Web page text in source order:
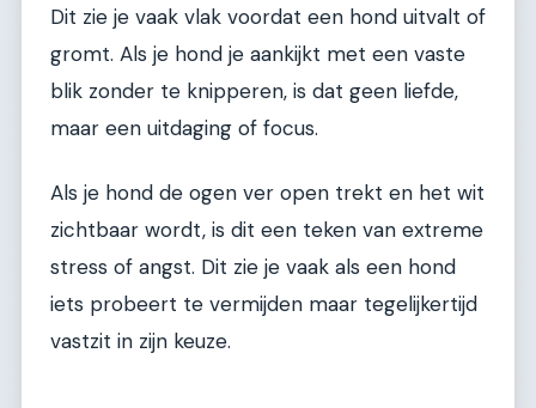
Dit zie je vaak vlak voordat een hond uitvalt of
gromt. Als je hond je aankijkt met een vaste
blik zonder te knipperen, is dat geen liefde,
maar een uitdaging of focus.
Als je hond de ogen ver open trekt en het wit
zichtbaar wordt, is dit een teken van extreme
stress of angst. Dit zie je vaak als een hond
iets probeert te vermijden maar tegelijkertijd
vastzit in zijn keuze.